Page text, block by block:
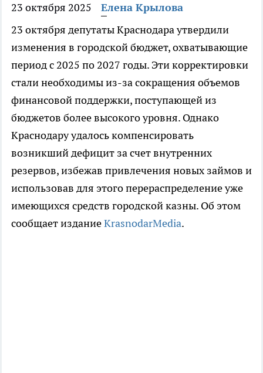
23 октября 2025
Елена Крылова
23 октября депутаты Краснодара утвердили
изменения в городской бюджет, охватывающие
период с 2025 по 2027 годы. Эти корректировки
стали необходимы из-за сокращения объемов
финансовой поддержки, поступающей из
бюджетов более высокого уровня. Однако
Краснодару удалось компенсировать
возникший дефицит за счет внутренних
резервов, избежав привлечения новых займов и
использовав для этого перераспределение уже
имеющихся средств городской казны. Об этом
сообщает изданиеKrasnodarMedia.